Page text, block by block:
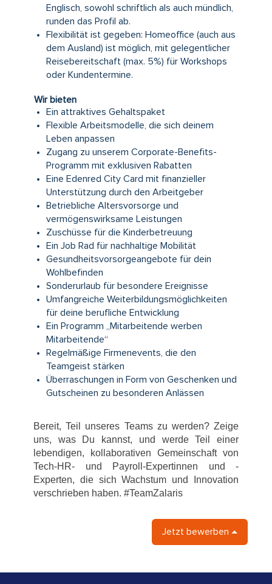
Englisch, sowohl schriftlich als auch mündlich,
runden das Profil ab.
Flexibilität ist gegeben: Homeoffice (auch aus
dem Ausland) ist möglich, mit gelegentlicher
Reisebereitschaft (max. 5%) für Workshops
oder Kundentermine.
Wir bieten
Ein attraktives Gehaltspaket
Flexible Arbeitsmodelle, die sich deinem
Leben anpassen
Zugang zu unserem Corporate-Benefits-
Programm mit exklusiven Rabatten
Eine Edenred City Card mit finanzieller
Unterstützung durch den Arbeitgeber
Betriebliche Altersvorsorge und
vermögenswirksame Leistungen
Zuschüsse für die Kinderbetreuung
Ein Job Rad für nachhaltige Mobilität
Gesundheitsvorsorgeangebote für dein
Wohlbefinden
Sonderurlaub für besondere Ereignisse
Umfangreiche Weiterbildungsmöglichkeiten
für deine berufliche Entwicklung
Ein Programm „Mitarbeitende werben
Mitarbeitende“
Regelmäßige Firmenevents, die den
Teamgeist stärken
Überraschungen in Form von Geschenken und
Gutscheinen zu besonderen Anlässen
Bereit, Teil unseres Teams zu werden? Zeige
uns, was Du kannst, und werde Teil einer
lebendigen, kollaborativen Gemeinschaft von
Tech-HR- und Payroll-Expertinnen und -
Experten, die sich Wachstum und Innovation
verschrieben haben. #TeamZalaris
Jetzt bewerben